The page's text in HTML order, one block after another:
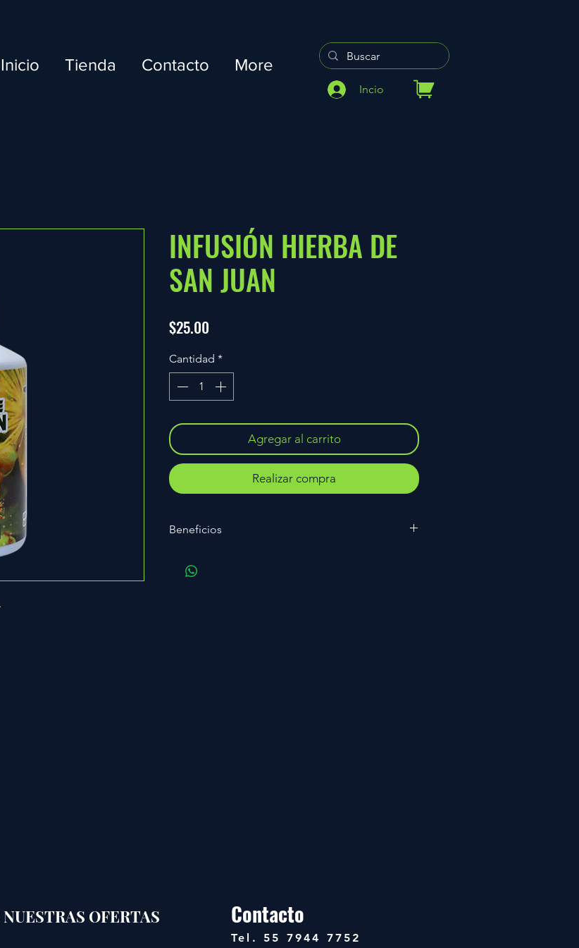
Inicio Tienda Contacto More
Incio
INFUSIÓN HIERBA DE
SAN JUAN
$25.00
Cantidad *
Agregar al carrito
Realizar compra
Beneficios
Contacto
Tel. 55 7944 7752
OFERTAS